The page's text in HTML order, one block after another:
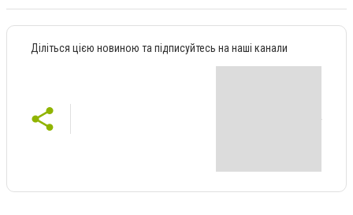
Діліться цією новиною та підписуйтесь на наші канали